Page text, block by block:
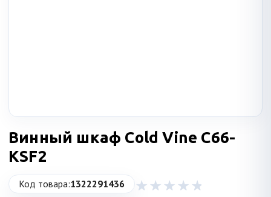
Винный шкаф Cold Vine C66-
KSF2
Код товара:1322291436